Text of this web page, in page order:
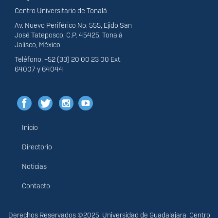
Centro Universitario de Tonalá
Av. Nuevo Periférico No. 555, Ejido San
José Tateposco, C.P. 45425, Tonalá
Jalisco, México
Teléfono: +52 (33) 20 00 23 00 Ext.
64007 y 64044
Menú
principal
Inicio
Directorio
Noticias
Contacto
Derechos
Derechos Reservados ©2025. Universidad de Guadalajara. Centro